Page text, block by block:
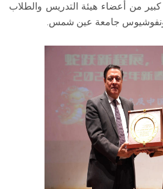
من أعضاء هيئة التدريس والطلاب
جامعة عين شمس.